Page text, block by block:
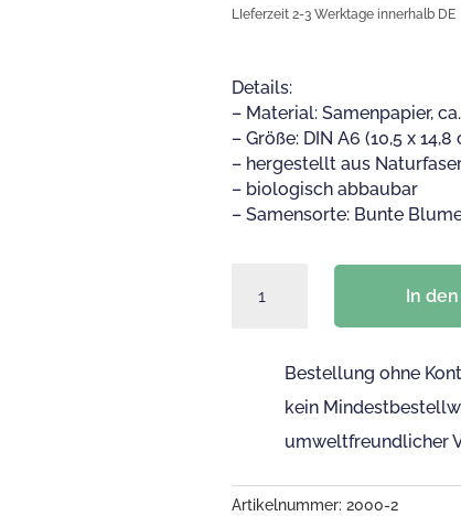
war:
2,95 €
ist:
LIeferzeit 2-3 Werktage innerhalb DE
Details:
– Material: Samenpapier,
– Größe: DIN A6 (10,5 x 14,8
– hergestellt aus
– biologisch abbaubar
– Samensorte: Bunte
Dankeskarte
aus
Samenpapier
“Danke,
Wachsen
In
Bestellung ohne
kein
umweltfreundlicher
Artikelnummer:2000-2